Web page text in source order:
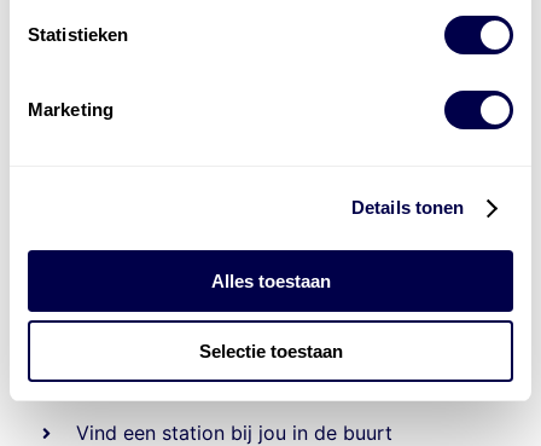
Statistieken
Marketing
Details tonen
Alles toestaan
Selectie toestaan
tankstationsen duizenden
laadpassen
Den Hartog tank- en laadpas
Vind een station bij jou in de buurt